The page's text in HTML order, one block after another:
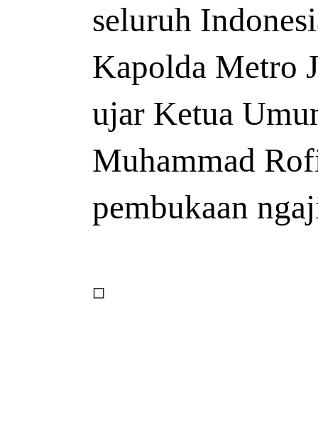
seluruh
Kapolda Metro
ujar Ketua
Muhammad
pembukaan
◽